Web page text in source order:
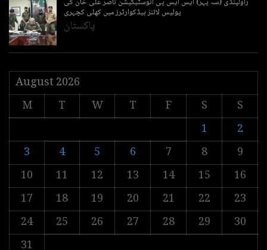
پولیس لائنز ہیڈکوارٹرز میں کھلی کچہری
پاکستان
August 2026
M
T W T F S
S
1
2
3
4 5 6 7 8
9
10
11 12 13 14 15
16
17
18 19 20 21 22
23
24
25 26 27 28 29
30
31